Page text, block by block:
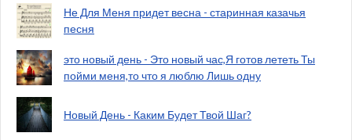
Не Для Меня придет весна - старинная казачья
песня
это новый день - Это новый час,Я готов лететь Ты
пойми меня,то что я люблю Лишь одну
Новый День - Каким Будет Твой Шаг?